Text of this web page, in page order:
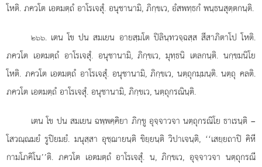
โหติ. ภควโต เอตมตฺถํ อาโรเจสุํ. อนุชานามิ, ภิกฺขเว, อํสพทฺธกํ พนฺธนสุตฺตกนฺติ.
๒๖๖. เตนโข ปน สมเยน อายสฺมโต ปิลินฺทวจฺฉสฺส สีสาภิตาโป โหติ.
ภควโต เอตมตฺถํ อาโรเจสุํ. อนุชานามิ, ภิกฺขเว, มุทฺธนิ เตลกนฺติ. นกฺขมนิโย
โหติ. ภควโต เอตมตฺถํ อาโรเจสุํ. อนุชานามิ, ภิกฺขเว, นตฺถุกมฺมนฺติ. นตฺถุ คลติ.
ภควโต เอตมตฺถํ อาโรเจสุํ. อนุชานามิ, ภิกฺขเว, นตฺถุกรณินฺติ.
เตน โข ปน สมเยน ฉพฺพคฺคิยา ภิกฺขู อุจฺจาวจา นตฺถุกรณิโย ธาเรนฺติ –
โสวณฺณมยํ รูปิยมยํ. มนุสฺสา อุชฺฌายนฺติ ขิยฺยนฺติ วิปาเจนฺติ, ‘‘เสยฺยถาปิ คิหี
กามโภคิโน’’ติ. ภควโต เอตมตฺถํ อาโรเจสุํ. น, ภิกฺขเว, อุจฺจาวจา นตฺถุกรณี